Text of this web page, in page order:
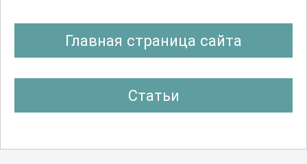
Главная страница сайта
Статьи